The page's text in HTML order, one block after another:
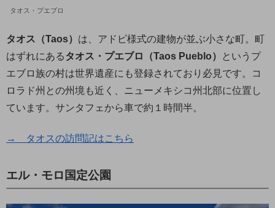
タオス・プエブロ
タオス（Taos） は、アドビ様式の建物が並ぶ小さな町。町
はずれにある タオス・プエブロ（Taos Pueblo）
というプ
エブロ族の村は世界遺産にも登録されており必見です。コ
ロラド州との州境も近く、ニューメキシコ州北部に位置し
ています。サンタフェから車で約１時間半。
→ タオスの訪問記はこちら
エル・モロ国定公園